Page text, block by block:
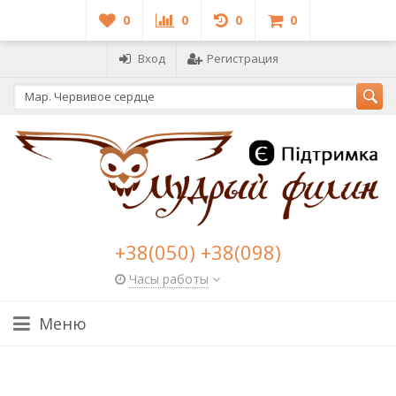
0 0 0 0
Вход Регистрация
+38(050) +38(098)
Часы работы
Меню